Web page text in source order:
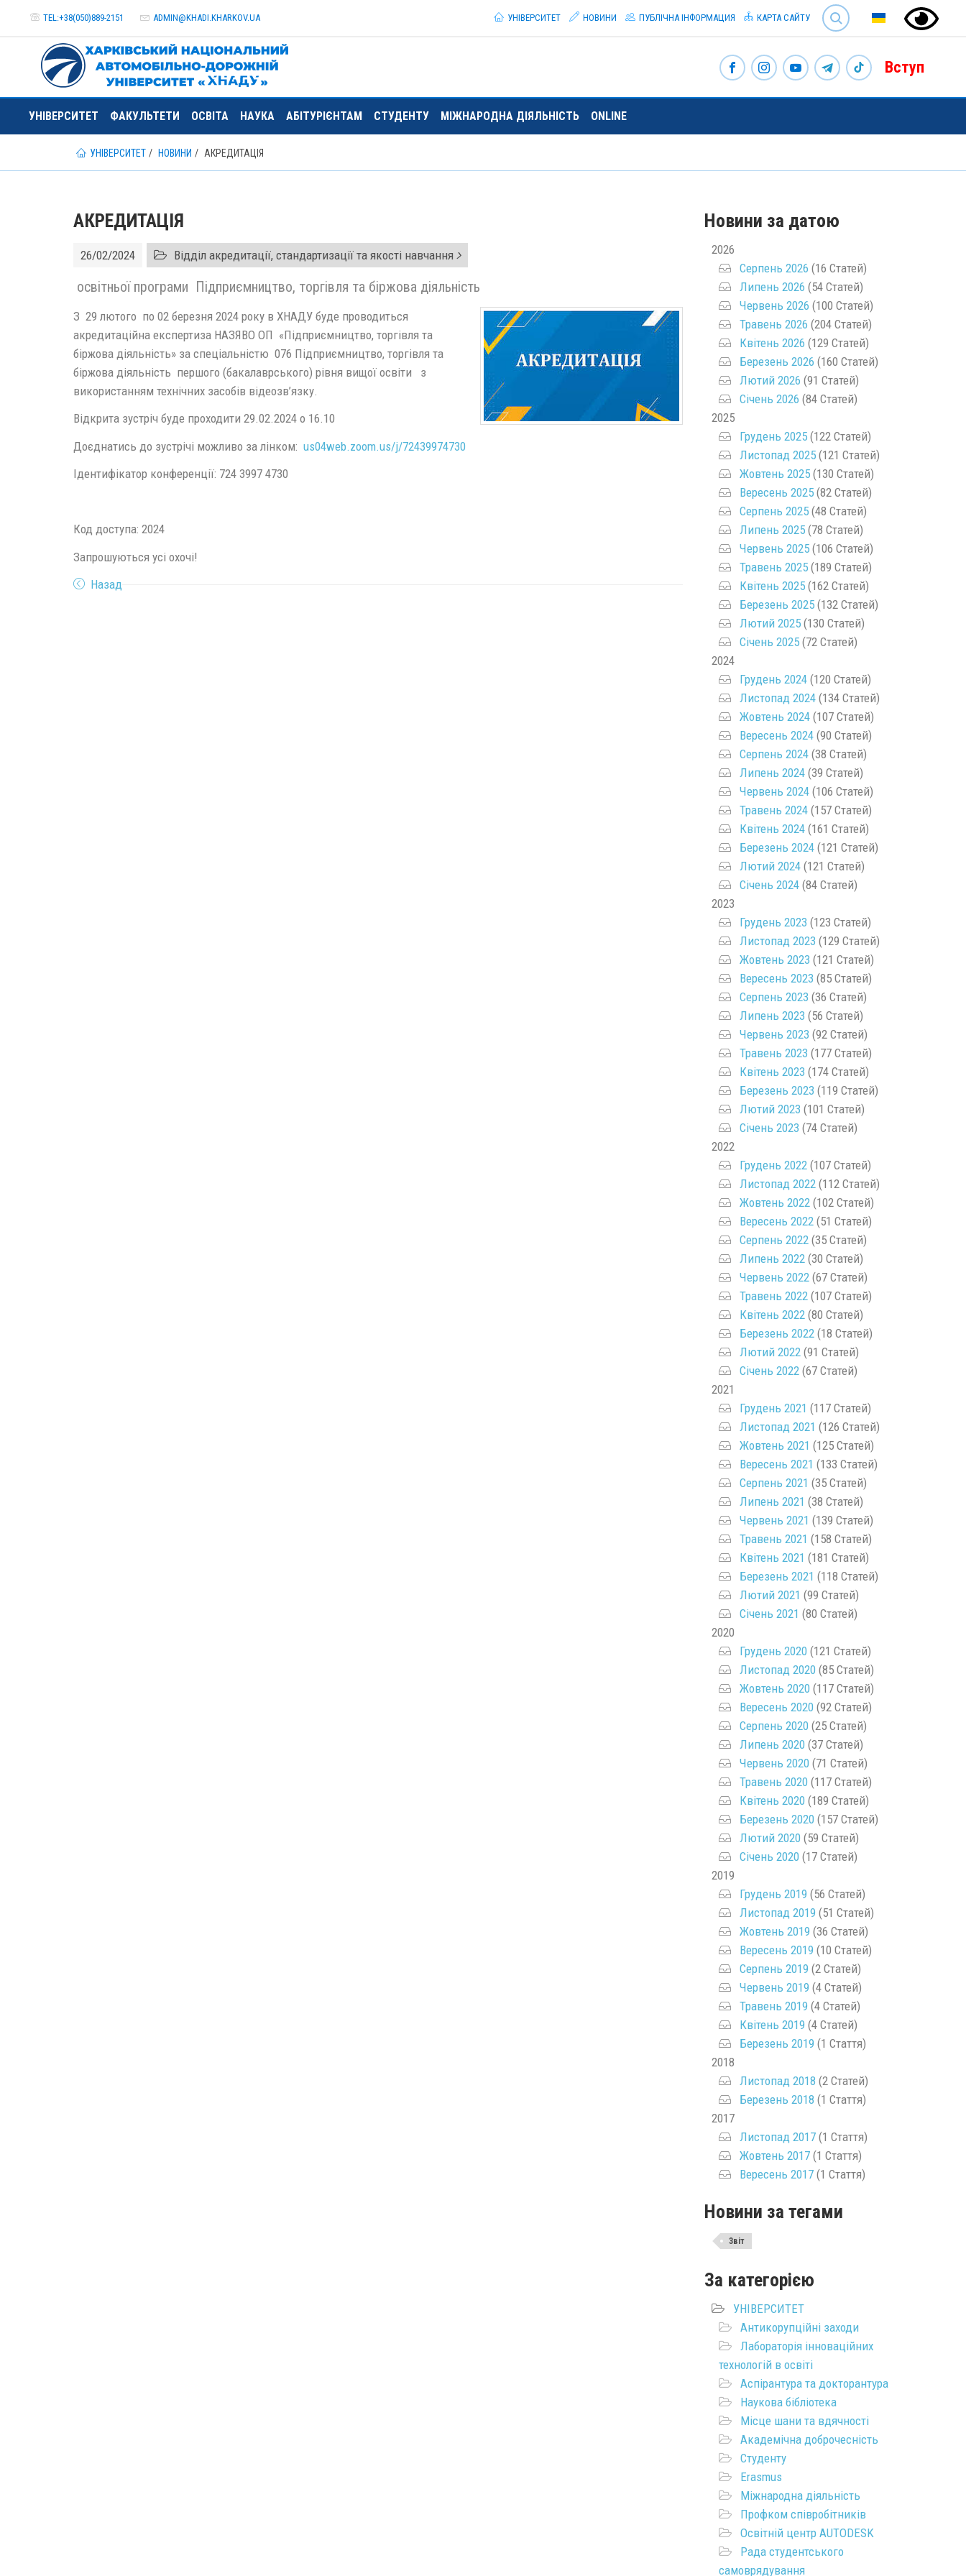
TEL:+38(050)889-2151 ADMIN@KHADI.KHARKOV.UA
SEARCH
УНІВЕРСИТЕТ
НОВИНИ ПУБЛІЧНА ІНФОРМАЦИЯ КАРТА САЙТУ
Вступ
УНІВЕРСИТЕТ ФАКУЛЬТЕТИ ОСВІТА НАУКА АБІТУРІЄНТАМ СТУДЕНТУ МІЖНАРОДНА ДІЯЛЬНІСТЬ ONLINE
УНІВЕРСИТЕТ НОВИНИ АКРЕДИТАЦІЯ
АКРЕДИТАЦІЯ
26/02/2024 Відділ акредитації, стандартизації та якості навчання
освітньої програми Підприємництво, торгівля та біржова діяльність
З 29 лютого по 02 березня 2024 року в ХНАДУ буде проводиться
акредитаційна експертиза НАЗЯВО ОП «Підприємництво, торгівля та
біржова діяльність» за спеціальністю 076 Підприємництво, торгівля та
біржова діяльність першого (бакалаврського) рівня вищої освіти з
використанням технічних засобів відеозв’язку.
Відкрита зустріч буде проходити 29.02.2024 о 16.10
Доєднатись до зустрічі можливо за лінком: us04web.zoom.us/j/72439974730
Ідентифікатор конференції: 724 3997 4730
Код доступа: 2024
Запрошуються усі охочі!
Назад
Новини за датою
2026
Серпень 2026 (16 Статей)
Липень 2026 (54 Статей)
Червень 2026 (100 Статей)
Травень 2026 (204 Статей)
Квітень 2026 (129 Статей)
Березень 2026 (160 Статей)
Лютий 2026 (91 Статей)
Січень 2026 (84 Статей)
2025
Грудень 2025(122 Статей)
Листопад 2025(121 Статей)
Жовтень 2025(130 Статей)
Вересень 2025(82 Статей)
Серпень 2025(48 Статей)
Липень 2025(78 Статей)
Червень 2025(106 Статей)
Травень 2025(189 Статей)
Квітень 2025(162 Статей)
Березень 2025(132 Статей)
Лютий 2025(130 Статей)
Січень 2025(72 Статей)
2024
Грудень 2024(120 Статей)
Листопад 2024(134 Статей)
Жовтень 2024(107 Статей)
Вересень 2024(90 Статей)
Серпень 2024(38 Статей)
Липень 2024(39 Статей)
Червень 2024(106 Статей)
Травень 2024(157 Статей)
Квітень 2024(161 Статей)
Березень 2024(121 Статей)
Лютий 2024(121 Статей)
Січень 2024(84 Статей)
2023
Грудень 2023 (123 Статей)
Листопад 2023 (129 Статей)
Жовтень 2023 (121 Статей)
Вересень 2023 (85 Статей)
Серпень 2023 (36 Статей)
Липень 2023 (56 Статей)
Червень 2023 (92 Статей)
Травень 2023 (177 Статей)
Квітень 2023 (174 Статей)
Березень 2023 (119 Статей)
Лютий 2023 (101 Статей)
Січень 2023 (74 Статей)
2022
Грудень 2022(107 Статей)
Листопад 2022(112 Статей)
Жовтень 2022(102 Статей)
Вересень 2022(51 Статей)
Серпень 2022(35 Статей)
Липень 2022(30 Статей)
Червень 2022(67 Статей)
Травень 2022(107 Статей)
Квітень 2022(80 Статей)
Березень 2022(18 Статей)
Лютий 2022(91 Статей)
Січень 2022(67 Статей)
2021
Грудень 2021 (117 Статей)
Листопад 2021 (126 Статей)
Жовтень 2021 (125 Статей)
Вересень 2021 (133 Статей)
Серпень 2021 (35 Статей)
Липень 2021 (38 Статей)
Червень 2021 (139 Статей)
Травень 2021 (158 Статей)
Квітень 2021 (181 Статей)
Березень 2021 (118 Статей)
Лютий 2021 (99 Статей)
Січень 2021 (80 Статей)
2020
Грудень 2020(121 Статей)
Листопад 2020(85 Статей)
Жовтень 2020(117 Статей)
Вересень 2020(92 Статей)
Серпень 2020(25 Статей)
Липень 2020(37 Статей)
Червень 2020(71 Статей)
Травень 2020(117 Статей)
Квітень 2020(189 Статей)
Березень 2020(157 Статей)
Лютий 2020(59 Статей)
Січень 2020(17 Статей)
2019
Грудень 2019 (56 Статей)
Листопад 2019 (51 Статей)
Жовтень 2019 (36 Статей)
Вересень 2019 (10 Статей)
Серпень 2019 (2 Статей)
Червень 2019 (4 Статей)
Травень 2019 (4 Статей)
Квітень 2019 (4 Статей)
Березень 2019 (1 Стаття)
2018
Листопад 2018 (2 Статей)
Березень 2018 (1 Стаття)
2017
Листопад 2017(1 Стаття)
Жовтень 2017(1 Стаття)
Вересень 2017(1 Стаття)
Новини за тегами
Звіт
За категорією
УНІВЕРСИТЕТ
Антикорупційні заходи
Лабораторія інноваційних
технологій в освіті
Аспірантура та докторантура
Наукова бібліотека
Місце шани та вдячності
Академічна доброчесність
Студенту
Erasmus
Міжнародна діяльність
Профком співробітників
Освітній центр AUTODESK
Рада студентського
самоврядування